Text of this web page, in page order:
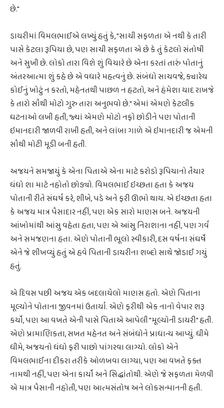
છે."
ડાયરીમાં વિમલભાઈએ લખ્યું હતું કે, "સાચી સફળતા એ નથી કે તારી
પાસે કેટલા રૂપિયા છે, પણ સાચી સફળતા એ છે કે તું કેટલો સંતોષી
અને સુખી છે. લોકો તારા વિશે શું વિચારે છે એના કરતાં તારું પોતાનું
અંતરઆત્મા શું કહે છે એ વધારે મહત્વનું છે. સંબંધો સાચવજે, ક્યારેય
કોઈનું ખોટું ન કરતો, મહેનતથી પાછળ ન હટતો, અને હંમેશા યાદ રાખજે
કે તારો સૌથી મોટો ગુરુ તારા અનુભવો છે." એમાં એમણે કેટલીક
ઘટનાઓ લખી હતી, જ્યાં એમણે મોટો નફો છોડીને પણ પોતાની
ઇમાનદારી જાળવી રાખી હતી, અને લાંબા ગાળે એ ઇમાનદારી જ એમની
સૌથી મોટી મૂડી બની હતી.
અજયને સમજાયું કે એના પિતાએ એના માટે કરોડો રૂપિયાનો તૈયાર
ધંધો શા માટે નહોતો છોડ્યો. વિમલભાઈ ઇચ્છતા હતા કે અજય
પોતાની રીતે સંઘર્ષ કરે, શીખે, પડે અને ફરી ઊભો થાય. એ ઇચ્છતા હતા
કે અજય માત્ર પૈસાદાર નહીં, પણ એક સારો માણસ બને. અજયની
આંખોમાંથી આંસુ વહેતા હતા, પણ એ આંસુ નિરાશાના નહીં, પણ ગર્વ
અને સમજણના હતા. એણે પોતાની ભૂલો સ્વીકારી, દસ વર્ષના સંઘર્ષે
એને જે શીખવ્યું હતું એ હવે પિતાની ડાયરીના શબ્દો સાથે જોડાઈ ગયું
હતું.
એ દિવસ પછી અજય એક બદલાયેલો માણસ હતો. એણે પિતાના
મૂલ્યોને પોતાના જીવનમાં ઉતાર્યા. એણે ફરીથી એક નાનો વેપાર શરૂ
કર્યો, પણ આ વખતે એની પાસે પિતાએ આપેલી "મૂલ્યોની ડાયરી" હતી.
એણે પ્રામાણિકતા, સખત મહેનત અને સંબંધોને પ્રાધાન્ય આપ્યું. ધીમે
ધીમે, અજયનો ધંધો ફરી પાછો પાંગરવા લાગ્યો. લોકો એને
વિમલભાઈના દીકરા તરીકે ઓળખવા લાગ્યા, પણ આ વખતે ફક્ત
નામથી નહીં, પણ એના કાર્યો અને સિદ્ધાંતોથી. એણે જે સફળતા મેળવી
એ માત્ર પૈસાની નહોતી, પણ આત્મસંતોષ અને લોકસન્માનની હતી.